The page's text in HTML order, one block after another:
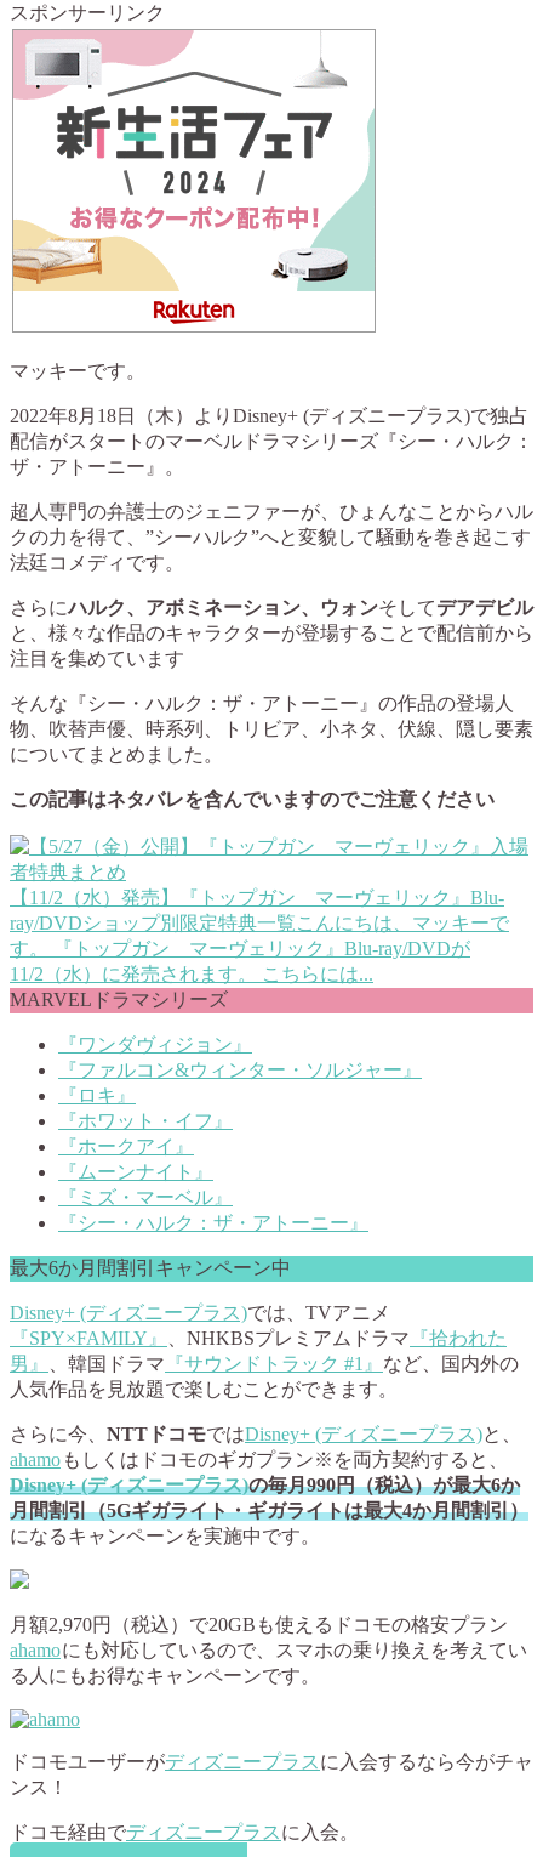
スポンサーリンク
マッキーです。
2022年8月18日（木）よりDisney+ (ディズニープラス)で独占
配信がスタートのマーベルドラマシリーズ『シー・ハルク：
ザ・アトーニー』。
超人専門の弁護士のジェニファーが、ひょんなことからハル
クの力を得て、”シーハルク”へと変貌して騒動を巻き起こす
法廷コメディです。
さらにハルク、アボミネーション、ウォンそしてデアデビル
と、様々な作品のキャラクターが登場することで配信前から
注目を集めています
そんな『シー・ハルク：ザ・アトーニー』の作品の登場人
物、吹替声優、時系列、トリビア、小ネタ、伏線、隠し要素
についてまとめました。
この記事はネタバレを含んでいますのでご注意ください
【11/2（水）発売】『トップガン マーヴェリック』Blu-
ray/DVDショップ別限定特典一覧こんにちは、マッキーで
す。 『トップガン マーヴェリック』Blu-ray/DVDが
11/2（水）に発売されます。 こちらには...
MARVELドラマシリーズ
『ワンダヴィジョン』
『ファルコン&ウィンター・ソルジャー』
『ロキ』
『ホワット・イフ』
『ホークアイ』
『ムーンナイト』
『ミズ・マーベル』
『シー・ハルク：ザ・アトーニー』
最大6か月間割引キャンペーン中
Disney+ (ディズニープラス)では、TVアニメ
『SPY×FAMILY』
、NHKBSプレミアムドラマ 『拾われた
男』
、韓国ドラマ 『サウンドトラック #1』 など、国内外の
人気作品を見放題で楽しむことができます。
さらに今、 NTTドコモではDisney+ (ディズニープラス)と、
ahamo もしくはドコモのギガプラン※を両方契約すると、
Disney+ (ディズニープラス)の毎月990円（税込）が最大6か
月間割引（5Gギガライト・ギガライトは最大4か月間割引）
になるキャンペーンを実施中です。
月額2,970円（税込）で20GBも使えるドコモの格安プラン
ahamoにも対応しているので、スマホの乗り換えを考えてい
る人にもお得なキャンペーンです。
ドコモユーザーがディズニープラスに入会するなら今がチャ
ンス！
ドコモ経由でディズニープラスに入会。